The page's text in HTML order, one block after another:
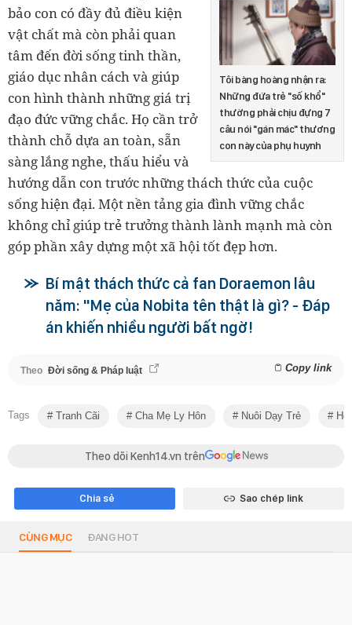
Tôi bàng hoàng nhận ra:
Những đứa trẻ "số khổ"
thường phải chịu đựng 7
câu nói "gán mác" thương
con này của phụ huynh
bảo con có đầy đủ điều kiện
vật chất mà còn phải quan
tâm đến đời sống tinh thần,
giáo dục nhân cách và giúp
con hình thành những giá trị
đạo đức vững chắc. Họ cần trở
thành chỗ dựa an toàn, sẵn
sàng lắng nghe, thấu hiểu và
hướng dẫn con trước những thách thức của cuộc
sống hiện đại. Một nền tảng gia đình vững chắc
không chỉ giúp trẻ trưởng thành lành mạnh mà còn
góp phần xây dựng một xã hội tốt đẹp hơn.
Bí mật thách thức cả fan Doraemon lâu
năm: "Mẹ của Nobita tên thật là gì? - Đáp
án khiến nhiều người bất ngờ!
Theo Đời sống & Pháp luật Copy link
Tags Tranh Cãi Cha Mẹ Ly Hôn Nuôi Dạy Trẻ
Theo dõi Kenh14.vn trên
Chia sẻ Sao chép link
CÙNG MỤC ĐANG HOT